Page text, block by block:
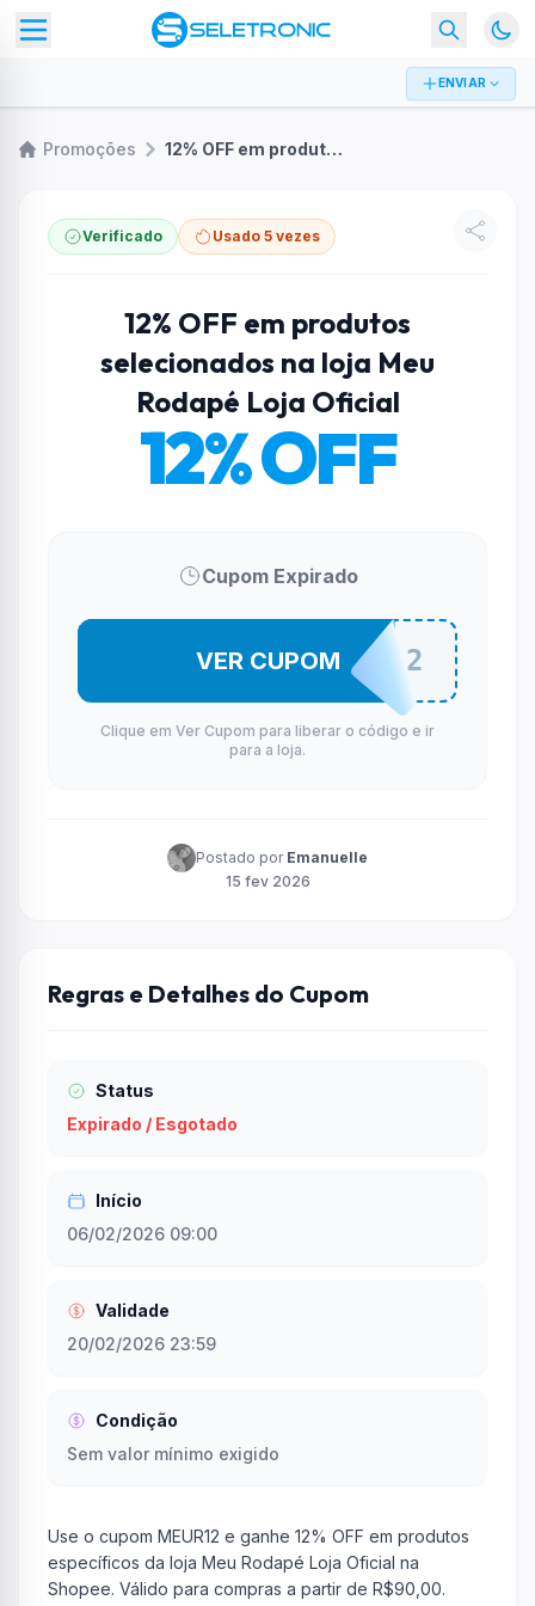
ENVIAR
Promoções 12% OFF em produtos selecionados na loja Meu Rodapé Loja Oficial
Verificado Usado 5 vezes
12% OFF em produtos
selecionados na loja Meu
Rodapé Loja Oficial
12% OFF
Cupom Expirado
MEUR12
VER CUPOM
Clique em Ver Cupom para liberar o código e ir
para a loja.
Postado por Emanuelle
15 fev 2026
Regras e Detalhes do Cupom
Status
Expirado / Esgotado
Início
06/02/2026 09:00
Validade
20/02/2026 23:59
Condição
Sem valor mínimo exigido
Use o cupom MEUR12 e ganhe 12% OFF em produtos
específicos da loja Meu Rodapé Loja Oficial na
Shopee. Válido para compras a partir de R$90,00.